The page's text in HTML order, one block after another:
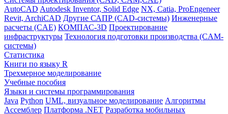
AutoCAD Autodesk Inventor, Solid Edge NX, Catia, ProEngeneer
Revit, ArchiCAD Другие САПР (CAD-системы) Инженерные
расчеты (CAE) КОМПАС-3D Проектирование
инфраструктуры Технология подготовки производства (CAM-
системы)
Статистика
Книги по языку R
Трехмерное моделирование
Учебные пособия
Языки и системы программирования
Java Python UML, визуальное моделирование Алгоритмы
Ассемблер Платформа .NET Разработка мобильных